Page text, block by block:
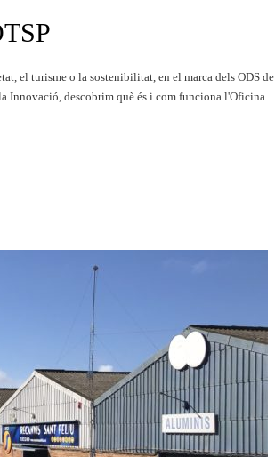
el turisme o la sostenibilitat, en el marca dels ODS de
Innovació, descobrim què és i com funciona l'Oficina